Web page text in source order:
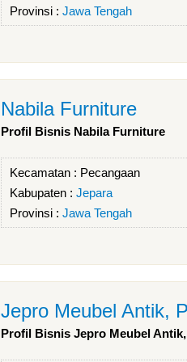
Provinsi : Jawa Tengah
Nabila Furniture
Profil Bisnis Nabila Furniture
Kecamatan : Pecangaan
Kabupaten : Jepara
Provinsi : Jawa Tengah
Jepro Meubel Antik,
Profil Bisnis Jepro Meubel